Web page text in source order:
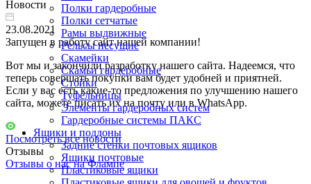
Полки гардеробные
Полки сетчатые
Рамы выдвижные
Рельсы несущие
Скамейки
Скамьи гардеробные
Стойки
Туфельницы
Элементы гардеробных систем
Гардеробные системы ПАКС
Ящики и поддоны
Задние стенки почтовых ящиков
Ящики почтовые
Пластиковые ящики
Новости
23.08.2021
Запущен в работу сайт нашей компании!
Вот мы и закончили разработку нашего сайта. Надеемся, что
теперь совершать покупки вам будет удобней и приятней.
Если у вас есть какие-то предложения по улучшению нашего
сайта, можете писать их на почту или в WhatsApp.
Посмотреть все новости
Отзывы
Отзывы о нас на Флампе